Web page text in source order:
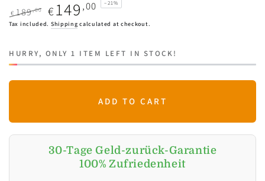
Regular
€ 189,00
Sale
€149 ,00 –21%
Tax included. Shipping calculated at checkout.
HURRY, ONLY 1 ITEM LEFT IN STOCK!
ADD TO CART
30-Tage Geld-zurück-Garantie
100% Zufriedenheit